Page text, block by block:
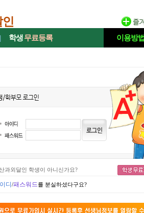
인
| 학생무료등록 이용방법
과외달인 학생이 아니신가요?
디 /패스워드를 분실하셨다구요?